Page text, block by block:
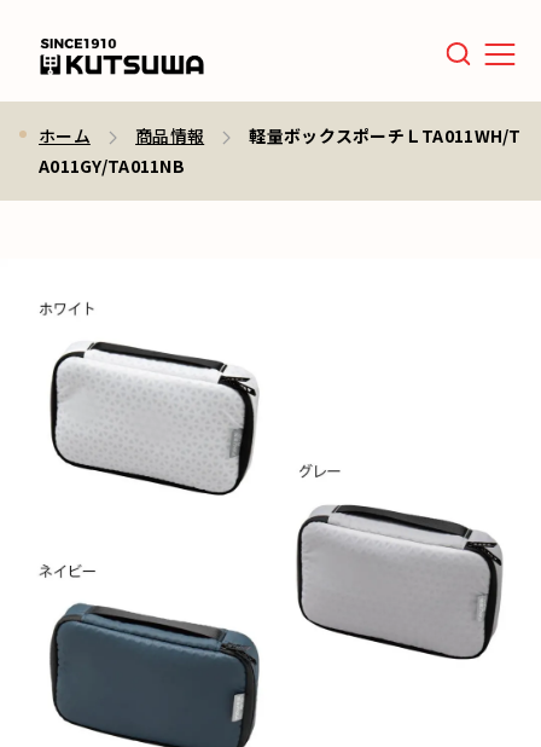
Menu
ホーム 商品情報
軽量ボックスポーチＬTA011WH/T
A011GY/TA011NB